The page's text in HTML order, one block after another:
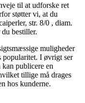
til at udforske ret
støtter vi, at du
str. 8/0 , diam.
bestiller.
muligheder
popularitet. I øvrigt ser
publicere en
tillige må drages
hos kunderne.